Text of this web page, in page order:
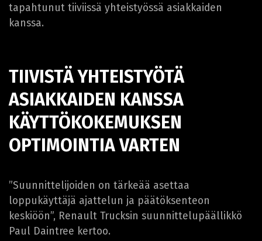
tapahtunut tiiviissä yhteistyössä asiakkaiden
kanssa.
TIIVISTÄ YHTEISTYÖTÄ
ASIAKKAIDEN KANSSA
KÄYTTÖKOKEMUKSEN
OPTIMOINTIA VARTEN
”Suunnittelijoiden on tärkeää asettaa
loppukäyttäjä ajattelun ja päätöksenteon
keskiöön”, Renault Trucksin suunnittelupäällikkö
Paul Daintree kertoo.